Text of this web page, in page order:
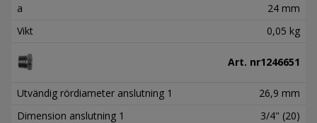
a
24 mm
Vikt
0,05 kg
Art. nr1246651
Utvändig rördiameter anslutning 1
26,9 mm
Dimension anslutning 1
3/4" (20)